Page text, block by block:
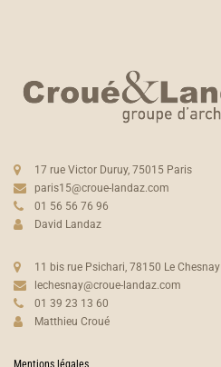
17 rue Victor Duruy, 75015 Paris
paris15@croue-landaz.com
01 56 56 76 96
David Landaz
11 bis rue Psichari, 78150 Le Chesnay
lechesnay@croue-landaz.com
01 39 23 13 60
Matthieu Croué
Mentions légales